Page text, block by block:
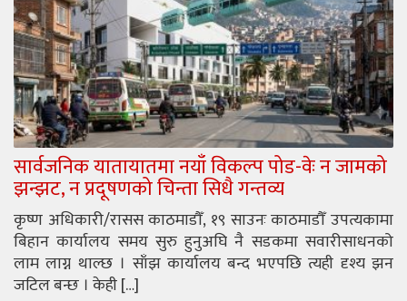
सार्वजनिक यातायातमा नयाँ विकल्प पोड-वेः न जामको
झन्झट, न प्रदूषणको चिन्ता सिधै गन्तव्य
कृष्ण अधिकारी/रासस काठमाडौँ, १९ साउनः काठमाडौँ उपत्यकामा
बिहान कार्यालय समय सुरु हुनुअघि नै सडकमा सवारीसाधनको
लाम लाग्न थाल्छ । साँझ कार्यालय बन्द भएपछि त्यही दृश्य झन
जटिल बन्छ । केही […]